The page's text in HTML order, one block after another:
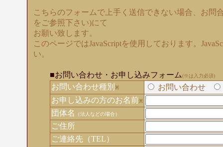
こちらのフォームで上手く送信できない場合、お問
をご参照下さい)にて
お願い致します。
このページではJavaScriptを使用しております。
い。
■お問い合わせ・お申し込みフォーム(※は入力必須)
お問い合わせ種別 ※ お問い合わせ
お申し込みの方のお名前※
団体名 （法人などの場合）
ご住所
ご連絡先（TEL）